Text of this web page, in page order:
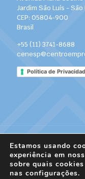
Jardim São Luís - São
CEP: 05804-900
Brasil
+55 (11) 3741-8688
Política de
© 2022 Centro
Estamos usando
experiência em
sobre quais
nas configurações.